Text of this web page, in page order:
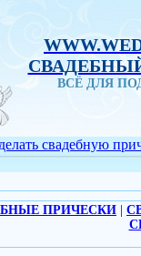
ВСЁ ДЛЯ
свадебную
ПРИЧЕСКИ